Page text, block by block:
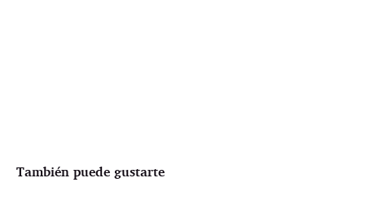
También puede gustarte